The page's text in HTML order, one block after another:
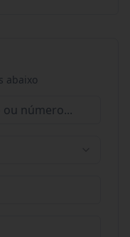
abaixo